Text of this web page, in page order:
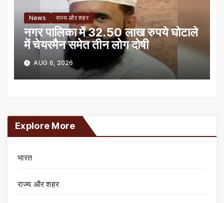
News राज्य और शहर
नगर पालिका में 32.50 लाख रुपये घोटाले
में चेयरमैन समेत तीन लोग दोषी
AUG 6, 2026
Explore More
भारत
राज्य और शहर